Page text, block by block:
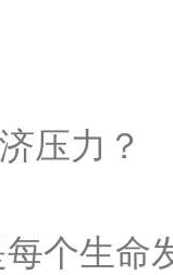
压力？
个生命